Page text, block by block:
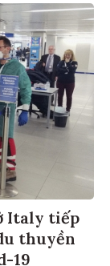
Italy tiếp
thuyền
19